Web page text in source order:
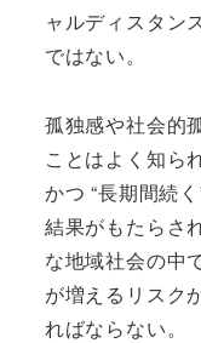
ャルディスタン
ではない。
孤独感や社会的
ことはよく知ら
かつ “長期間続
結果がもたらさ
な地域社会の中
が増えるリスク
ればならない。